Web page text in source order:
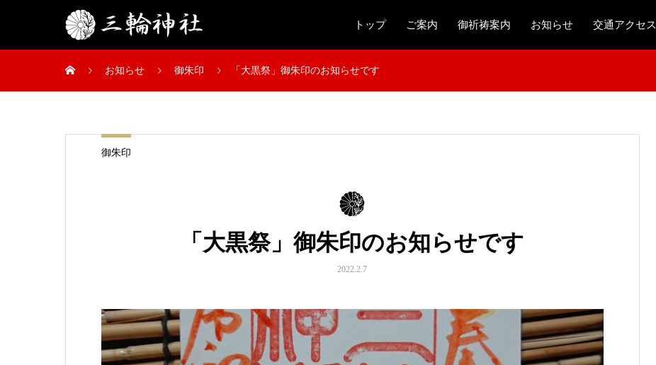
トップ ご案内 御祈祷案内 お知らせ 交通アクセス
お知らせ 御朱印 「大黒祭」御朱印のお知らせです
御朱印
「大黒祭」御朱印のお知らせです
2022.2.7